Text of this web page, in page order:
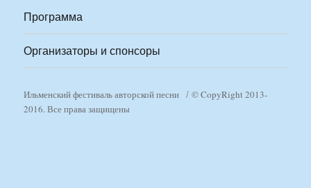
Программа
Организаторы и спонсоры
Ильменский фестиваль авторской песни
© CopyRight 2013-
2016. Все права защищены